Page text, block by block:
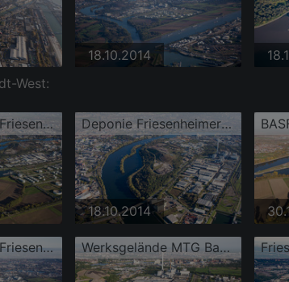
18.10.2014
West:
Bonadieshafen, Friesenheimer Insel Deponie Friesenheimer Insel (Monte Scherbolino), Carl Stahl Süd GmbH
18.10.2014
Bonadieshafen, Friesenheimer Insel Werksgelände MTG Bayer GmbH im Ortsteil Industriehafen